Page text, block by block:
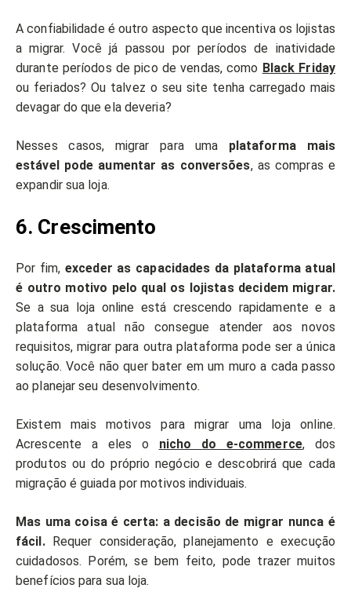
A confiabilidade é outro aspecto que incentiva os lojistas
a migrar. Você já passou por períodos de inatividade
durante períodos de pico de vendas, como Black Friday
ou feriados? Ou talvez o seu site tenha carregado mais
devagar do que ela deveria?
Nesses casos, migrar para uma plataforma mais
estável pode aumentar as conversões, as compras e
expandir sua loja.
6. Crescimento
Por fim,exceder as capacidades da plataforma atual
é outro motivo pelo qual os lojistas decidem migrar.
Se a sua loja online está crescendo rapidamente e a
plataforma atual não consegue atender aos novos
requisitos, migrar para outra plataforma pode ser a única
solução. Você não quer bater em um muro a cada passo
ao planejar seu desenvolvimento.
Existem mais motivos para migrar uma loja online.
Acrescente a eles o nicho do e-commerce, dos
produtos ou do próprio negócio e descobrirá que cada
migração é guiada por motivos individuais.
Mas uma coisa é certa: a decisão de migrar nunca é
fácil.Requer consideração, planejamento e execução
cuidadosos. Porém, se bem feito, pode trazer muitos
benefícios para sua loja.